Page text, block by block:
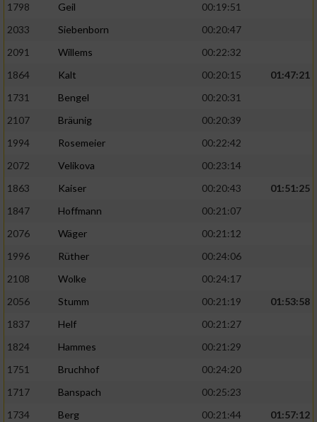
1798
Geil
00:19:51
2033
Siebenborn
00:20:47
2091
Willems
00:22:32
1864
Kalt 00:20:15
01:47:21
1731
Bengel
00:20:31
2107
Bräunig
00:20:39
1994
Rosemeier
00:22:42
2072
Velikova
00:23:14
1863
Kaiser 00:20:43
01:51:25
1847
Hoffmann
00:21:07
2076
Wäger
00:21:12
1996
Rüther
00:24:06
2108
Wolke
00:24:17
2056
Stumm 00:21:19
01:53:58
1837
Helf
00:21:27
1824
Hammes
00:21:29
1751
Bruchhof
00:24:20
1717
Banspach
00:25:23
1734
Berg 00:21:44
01:57:12